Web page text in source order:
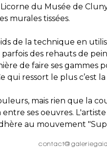
Licorne du Musée de
murales tissées.
de la technique en
des rehauts de
de faire ses gammes
ressort le plus c’est
mais rien que la
ses oeuvres.
au mouvement